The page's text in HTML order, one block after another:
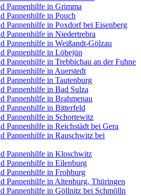
Pannenhilfe in Grimma
Pannenhilfe in Pouch
Pannenhilfe in Poxdorf bei Eisenberg
Pannenhilfe in Niedertrebra
Pannenhilfe in Weißandt-Gölzau
Pannenhilfe in Löbejün
Pannenhilfe in Trebbichau an der Fuhne
Pannenhilfe in Auerstedt
Pannenhilfe in Tautenburg
Pannenhilfe in Bad Sulza
Pannenhilfe in Brahmenau
Pannenhilfe in Bitterfeld
Pannenhilfe in Schortewitz
Pannenhilfe in Reichstädt bei Gera
Pannenhilfe in Rauschwitz bei
Pannenhilfe in Kloschwitz
Pannenhilfe in Eilenburg
Pannenhilfe in Frohburg
Pannenhilfe in Altenburg, Thüringen
Pannenhilfe in Göllnitz bei Schmölln